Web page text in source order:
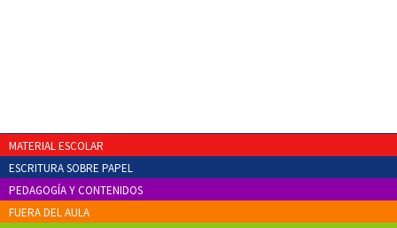
MATERIAL ESCOLAR
ESCRITURA SOBRE PAPEL
PEDAGOGÍA Y CONTENIDOS
FUERA DEL AULA